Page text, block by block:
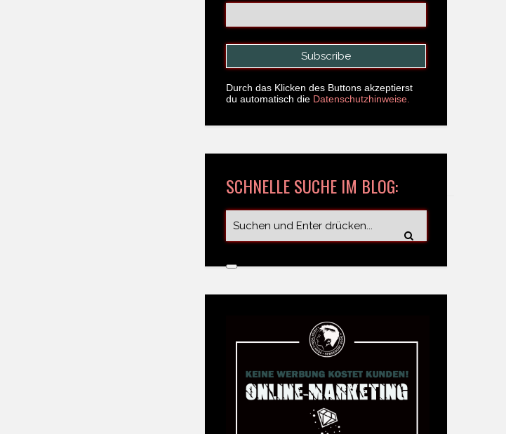
Durch das Klicken des Buttons akzeptierst
du automatisch die Datenschutzhinweise.
SCHNELLE SUCHE IM BLOG: